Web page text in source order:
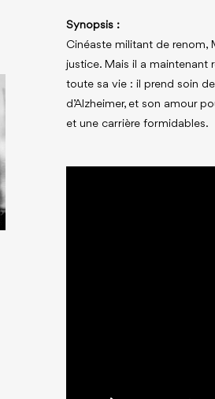
Synopsis :
Cinéaste militant de renom,
justice. Mais il a maintenant
toute sa vie : il prend soin
d’Alzheimer, et son amour
et une carrière formidables.